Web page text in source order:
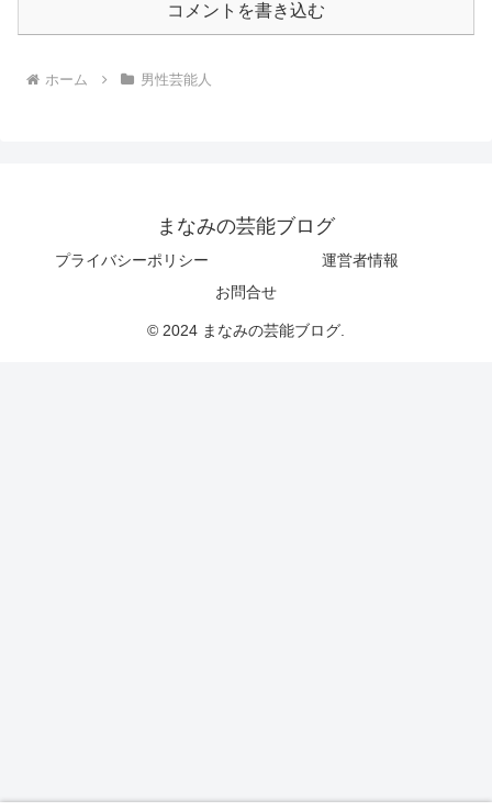
コメントを書き込む
ホーム 男性芸能人
まなみの芸能ブログ
プライバシーポリシー
運営者情報
お問合せ
© 2024 まなみの芸能ブログ.